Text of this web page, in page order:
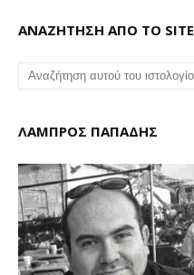
ΑΝΑΖΗΤΗΣΗ ΑΠΟ ΤΟ SITE
ΛΑΜΠΡΟΣ ΠΑΠΑΔΗΣ